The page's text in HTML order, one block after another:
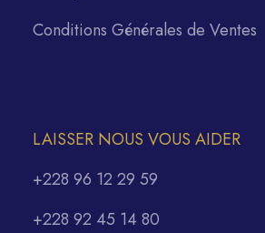
Conditions Générales de Ventes
LAISSER NOUS VOUS AIDER
+228 96 12 29 59
+228 92 45 14 80